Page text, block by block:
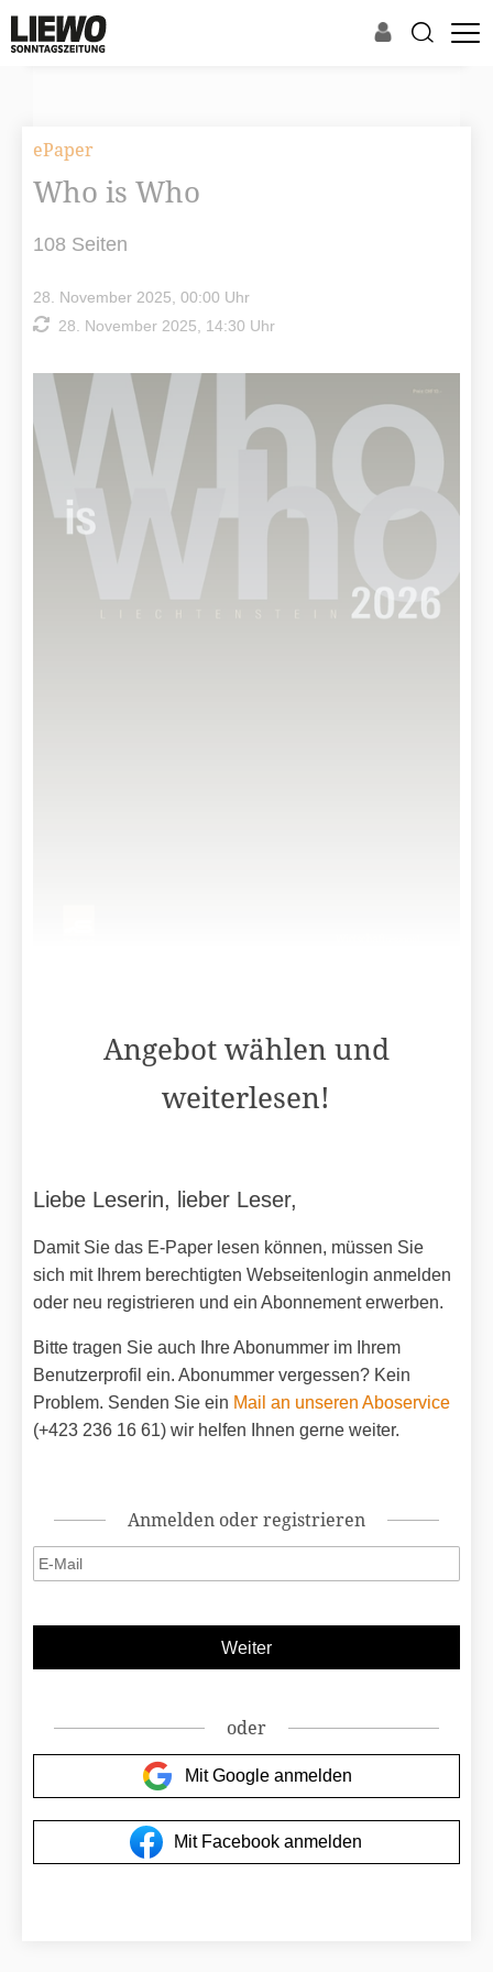
ePaper
Who is Who
108 Seiten
28. November 2025, 00:00 Uhr
28. November 2025, 14:30 Uhr
Angebot wählen und
weiterlesen!
Liebe Leserin, lieber Leser,
Damit Sie das E-Paper lesen können, müssen Sie
sich mit Ihrem berechtigten Webseitenlogin anmelden
oder neu registrieren und ein Abonnement erwerben.
Bitte tragen Sie auch Ihre Abonummer im Ihrem
Benutzerprofil ein. Abonummer vergessen? Kein
Problem. Senden Sie ein Mail an unseren Aboservice
(+423 236 16 61) wir helfen Ihnen gerne weiter.
Anmelden oder registrieren
oder
Mit Google anmelden
Mit Facebook anmelden